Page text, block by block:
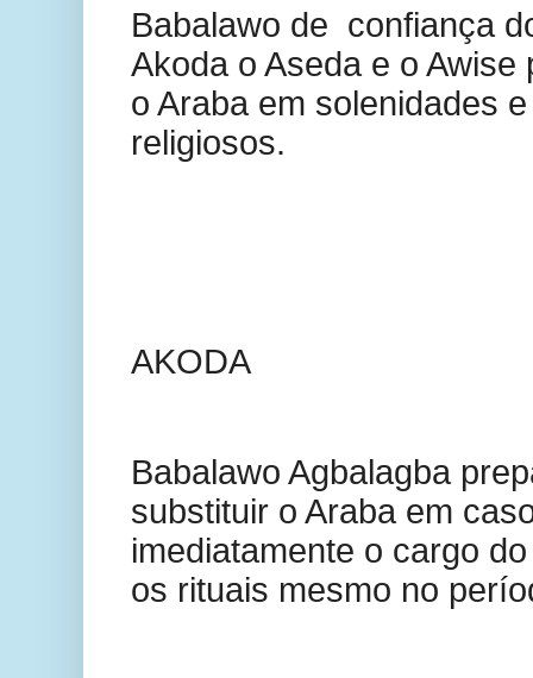
Babalawo de confiança
Akoda o Aseda e o
o Araba em solenidades
religiosos.
AKODA
Babalawo Agbalagba
substituir o Araba em
imediatamente o cargo
os rituais mesmo no